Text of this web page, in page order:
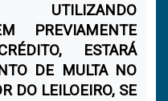
PREVIAMENTE
ESTARÁ
DE MULTA NO
DO LEILOEIRO, SE